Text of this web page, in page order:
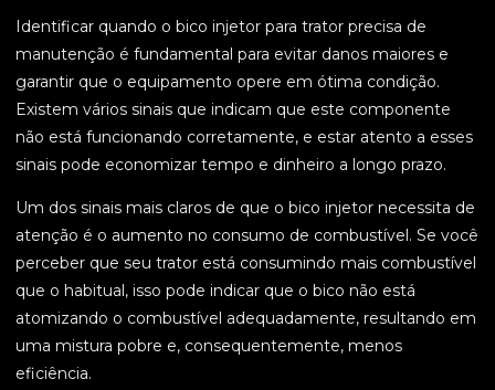
Identificar quando o bico injetor para trator precisa de
manutenção é fundamental para evitar danos maiores e
garantir que o equipamento opere em ótima condição.
Existem vários sinais que indicam que este componente
não está funcionando corretamente, e estar atento a esses
sinais pode economizar tempo e dinheiro a longo prazo.
Um dos sinais mais claros de que o bico injetor necessita de
atenção é o aumento no consumo de combustível. Se você
perceber que seu trator está consumindo mais combustível
que o habitual, isso pode indicar que o bico não está
atomizando o combustível adequadamente, resultando em
uma mistura pobre e, consequentemente, menos
eficiência.